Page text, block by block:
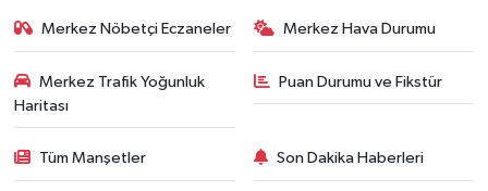
Merkez Nöbetçi Eczaneler Merkez Hava Durumu
Merkez Trafik Yoğunluk
Haritası
Puan Durumu ve Fikstür
Tüm Manşetler Son Dakika Haberleri